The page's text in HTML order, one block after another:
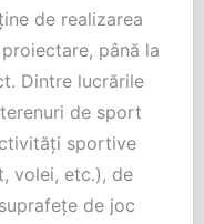
de realizarea
până la
Dintre lucrările
de sport
sportive
volei, etc.), de
de joc